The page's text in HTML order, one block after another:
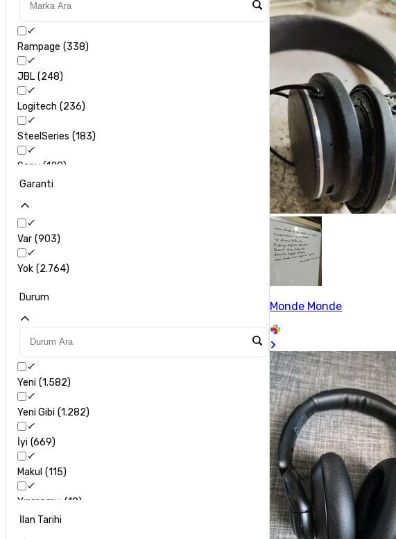
Rampage 338
JBL 248
Logitech 236
SteelSeries 183
Sony 120
Apple
Altec
Asus
Audeze 3
Aula
Beats 39
Behringer
Bloody
Cooler Master
Corsair 30
Garanti
Var 903
Yok 2.764
Durum
Yeni 1.582
Yeni Gibi 1.282
İyi 669
Makul 115
Yıpranmış
19
İlan Tarihi
Monde Monde